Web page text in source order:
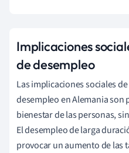
Implicaciones
de desempleo
Las implicaciones sociales
desempleo en Alemania son
bienestar de las personas,
El desempleo de larga
provocar un aumento de las